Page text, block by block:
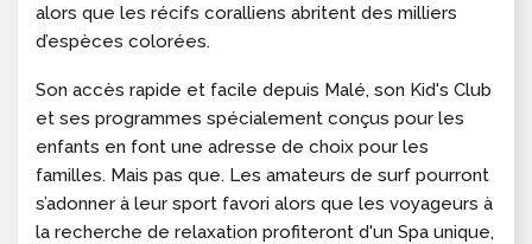
alors que les récifs coralliens abritent des milliers
d’espèces colorées.
Son accès rapide et facile depuis Malé, son Kid's Club
et ses programmes spécialement conçus pour les
enfants en font une adresse de choix pour les
familles. Mais pas que. Les amateurs de surf pourront
s’adonner à leur sport favori alors que les voyageurs à
la recherche de relaxation profiteront d'un Spa unique,